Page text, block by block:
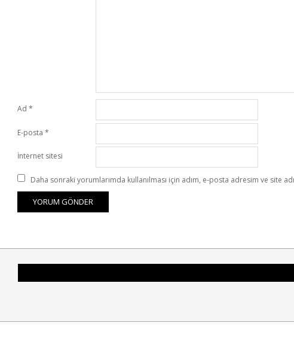
Ad *
E-posta *
İnternet sitesi
Daha sonraki yorumlarımda kullanılması için adım, e-posta adresim ve site